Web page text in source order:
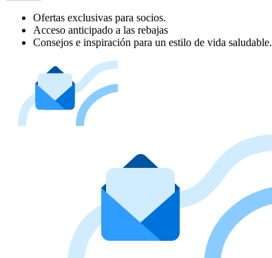
Ofertas exclusivas para socios.
Acceso anticipado a las rebajas
Consejos e inspiración para un estilo de vida saludable.